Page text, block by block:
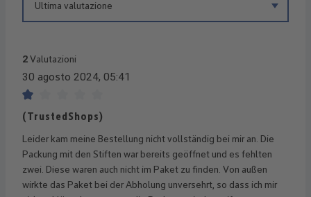
2Valutazioni
30 agosto 2024, 05:41
Recensione con valutazione di 1 su 5 stelle
(TrustedShops)
Leider kam meine Bestellung nicht vollständig bei mir an. Die
Packung mit den Stiften war bereits geöffnet und es fehlten
zwei. Diese waren auch nicht im Paket zu finden. Von außen
wirkte das Paket bei der Abholung unversehrt, so dass ich mir